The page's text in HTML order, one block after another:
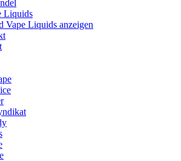
Liquids
Vape Liquids anzeigen